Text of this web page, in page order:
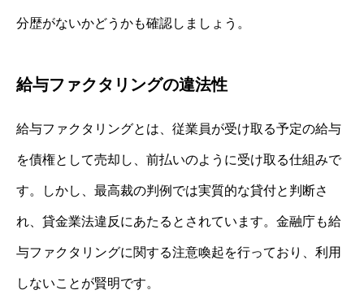
分歴がないかどうかも確認しましょう。
給与ファクタリングの違法性
給与ファクタリングとは、従業員が受け取る予定の給与
を債権として売却し、前払いのように受け取る仕組みで
す。しかし、最高裁の判例では実質的な貸付と判断さ
れ、貸金業法違反にあたるとされています。金融庁も給
与ファクタリングに関する注意喚起を行っており、利用
しないことが賢明です。